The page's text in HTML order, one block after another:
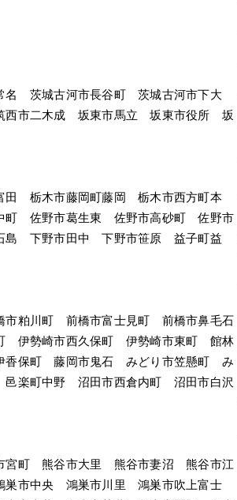
　茨城古河市長谷町　茨城古河市下大
市二木成　坂東市馬立　坂東市役所　坂
　栃木市藤岡町藤岡　栃木市西方町本
　佐野市葛生東　佐野市高砂町　佐野市
　下野市田中　下野市笹原　益子町益
粕川町　前橋市富士見町　前橋市鼻毛石
伊勢崎市西久保町　伊勢崎市東町　館林
保町　藤岡市鬼石　みどり市笠懸町　み
楽町中野　沼田市西倉内町　沼田市白沢
町　熊谷市大里　熊谷市妻沼　熊谷市江
市中央　鴻巣市川里　鴻巣市吹上富士